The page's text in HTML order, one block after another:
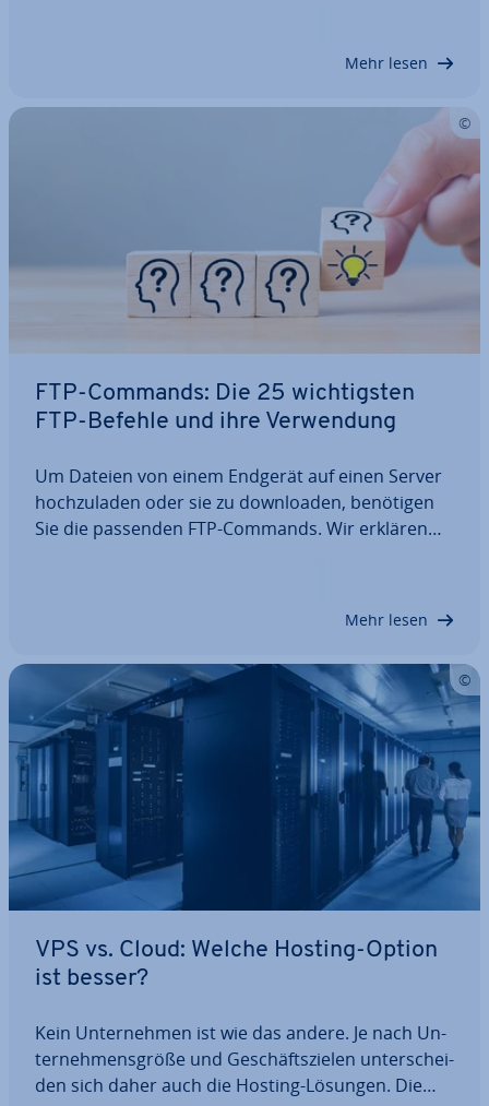
Mehr lesen
FTP-Commands: Die 25 wich­tigs­ten
FTP-Befehle und ihre Ver­wen­dung
Um Dateien von einem Endgerät auf einen Server
hoch­zu­la­den oder sie zu down­loa­den, benötigen
Sie die passenden FTP-Commands. Wir erklären
Mehr lesen
VPS vs. Cloud: Welche Hosting-Option
ist besser?
Kein Un­ter­neh­men ist wie das andere. Je nach Un­
ter­neh­mens­grö­ße und Ge­schäfts­zie­len un­ter­schei­
den sich daher auch die Hosting-Lösungen. Die